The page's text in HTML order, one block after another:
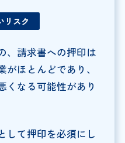
リスク
、請求書への押印は
ほとんどであり、
くなる可能性があり
して押印を必須にし